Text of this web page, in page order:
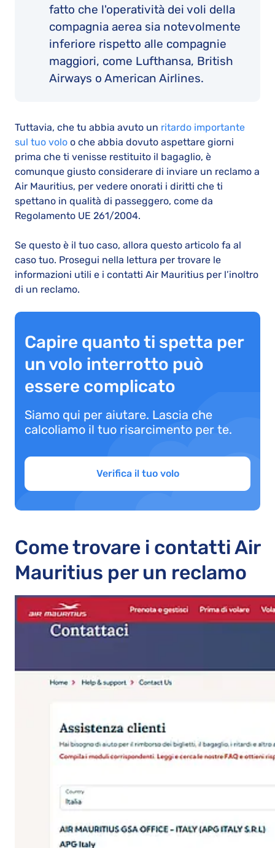
fatto che l'operatività dei voli della
compagnia aerea sia notevolmente
inferiore rispetto alle compagnie
maggiori, come Lufthansa, British
Airways o American Airlines.
Tuttavia, che tu abbia avuto un ritardo importante
sul tuo volo o che abbia dovuto aspettare giorni
prima che ti venisse restituito il bagaglio, è
comunque giusto considerare di inviare un reclamo a
Air Mauritius, per vedere onorati i diritti che ti
spettano in qualità di passeggero, come da
Regolamento UE 261/2004.
Se questo è il tuo caso, allora questo articolo fa al
caso tuo. Prosegui nella lettura per trovare le
informazioni utili e i contatti Air Mauritius per l’inoltro
di un reclamo.
Capire quanto ti spetta per
un volo interrotto può
essere complicato
Siamo qui per aiutare. Lascia che
calcoliamo il tuo risarcimento per te.
Verifica il tuo volo
Come trovare i contatti Air
Mauritius per un reclamo